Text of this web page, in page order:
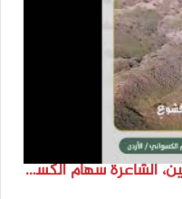
انتماء2021: قصائد لعيون فلسطين، الشاعرة سهام الكسواني، الاردن